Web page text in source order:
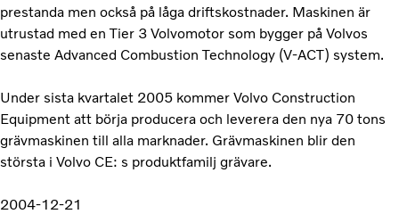
prestanda men också på låga driftskostnader. Maskinen är
utrustad med en Tier 3 Volvomotor som bygger på Volvos
senaste Advanced Combustion Technology (V-ACT) system.
Under sista kvartalet 2005 kommer Volvo Construction
Equipment att börja producera och leverera den nya 70 tons
grävmaskinen till alla marknader. Grävmaskinen blir den
största i Volvo CE: s produktfamilj grävare.
2004-12-21